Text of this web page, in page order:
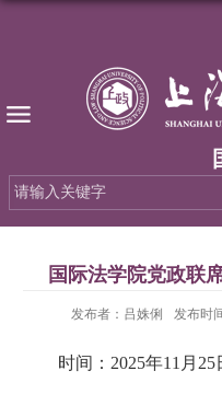
国际法学院党政联
发布者：吕姝俐 发布时
时间：2025年11月25